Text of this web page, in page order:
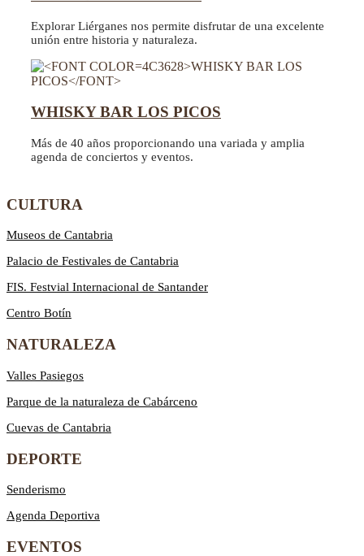
Explorar Liérganes nos permite disfrutar de una excelente
unión entre historia y naturaleza.
WHISKY BAR LOS PICOS
Más de 40 años proporcionando una variada y amplia
agenda de conciertos y eventos.
CULTURA
Museos de Cantabria
Palacio de Festivales de Cantabria
FIS. Festvial Internacional de Santander
Centro Botín
NATURALEZA
Valles Pasiegos
Parque de la naturaleza de Cabárceno
Cuevas de Cantabria
DEPORTE
Senderismo
Agenda Deportiva
EVENTOS